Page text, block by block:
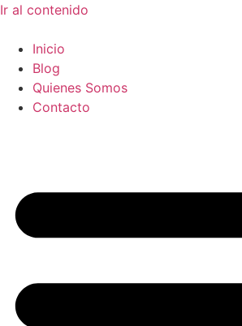
Ir al contenido
Inicio
Blog
Quienes Somos
Contacto